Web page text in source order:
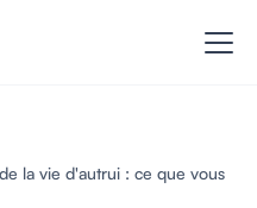
la vie d'autrui : ce que vous